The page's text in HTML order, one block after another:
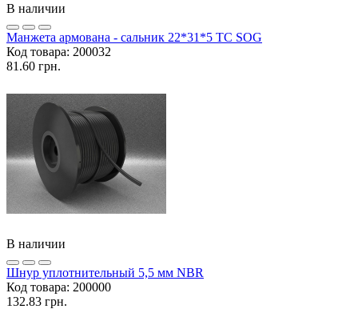
В наличии
Манжета армована - сальник 22*31*5 TC SOG
Код товара: 200032
81.60 грн.
В наличии
Шнур уплотнительный 5,5 мм NBR
Код товара: 200000
132.83 грн.